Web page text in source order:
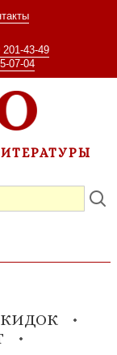
201-43-49
07-04